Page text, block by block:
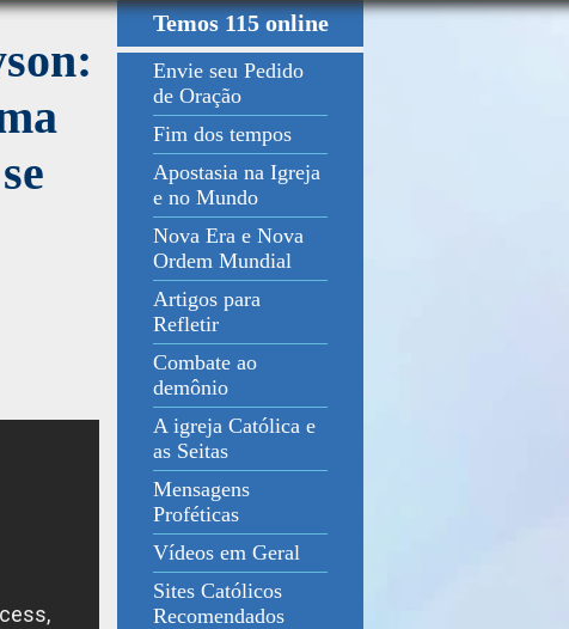
Temos 115 online
Envie seu Pedido
de Oração
Fim dos tempos
Apostasia na Igreja
e no Mundo
Nova Era e Nova
Ordem Mundial
Artigos para
Refletir
Combate ao
demônio
A igreja Católica e
as Seitas
Mensagens
Proféticas
Vídeos em Geral
Sites Católicos
Recomendados